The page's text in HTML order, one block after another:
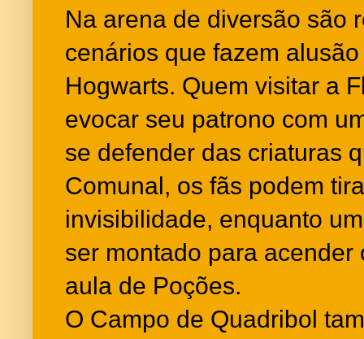
Na arena de diversão são
cenários que fazem
Hogwarts. Quem visitar a
evocar seu patrono com
se defender das criaturas
Comunal, os fãs podem
invisibilidade, enquanto
ser montado para
aula de Poções.
O Campo de Quadribol